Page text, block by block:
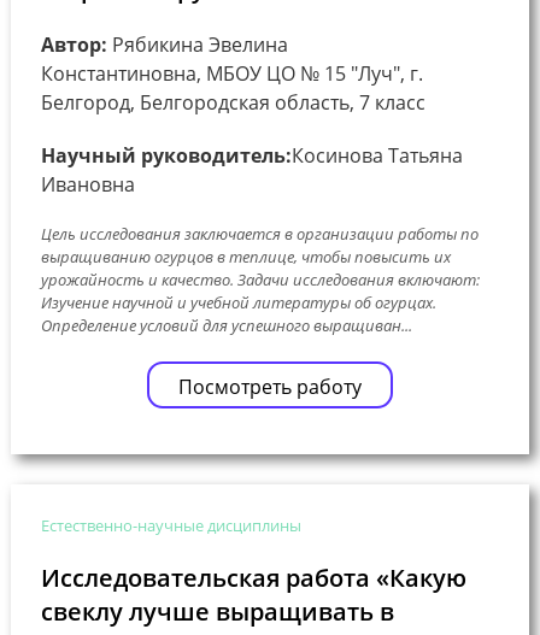
Автор: Рябикина Эвелина
Константиновна, МБОУ ЦО № 15 "Луч", г.
Белгород, Белгородская область, 7 класс
Научный руководитель:Косинова Татьяна
Ивановна
Цель исследования заключается в организации работы по
выращиванию огурцов в теплице, чтобы повысить их
урожайность и качество. Задачи исследования включают:
Изучение научной и учебной литературы об огурцах.
Определение условий для успешного выращиван...
Посмотреть работу
Естественно-научные дисциплины
Исследовательская работа «Какую
свеклу лучше выращивать в